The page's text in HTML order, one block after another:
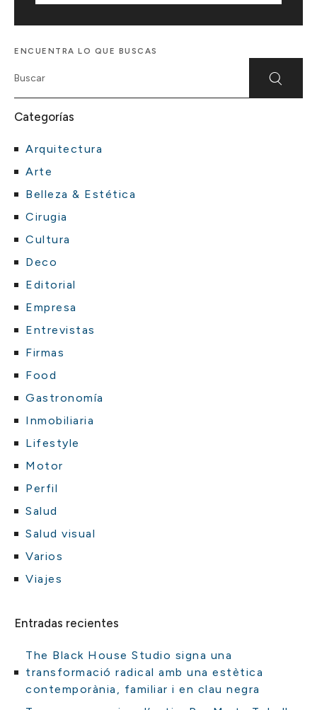
ENCUENTRA LO QUE BUSCAS
Categorías
Arquitectura
Arte
Belleza & Estética
Cirugia
Cultura
Deco
Editorial
Empresa
Entrevistas
Firmas
Food
Gastronomía
Inmobiliaria
Lifestyle
Motor
Perfil
Salud
Salud visual
Varios
Viajes
Entradas recientes
The Black House Studio signa una
transformació radical amb una estètica
contemporània, familiar i en clau negra